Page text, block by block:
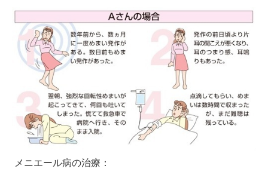
メニエール病の治療：